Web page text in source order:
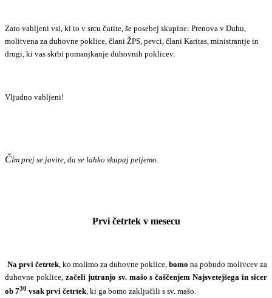
Zato vabljeni vsi, ki to v srcu čutite, še posebej skupine: Prenova v Duhu,
molitvena za duhovne poklice, člani ŽPS, pevci, člani Karitas, ministrantje in
drugi, ki vas skrbi pomanjkanje duhovnih poklicev.
Vljudno vabljeni!
Čim prej se javite, da se lahko skupaj peljemo.
Prvi četrtek v mesecu
Na prvi četrtek , ko molimo za duhovne poklice, bomo na pobudo molivcev za
duhovne poklice, začeli jutranjo sv. mašo s čaščenjem Najsvetejšega in sicer
ob 730 vsak prvi četrtek, ki ga bomo zaključili s sv. mašo.